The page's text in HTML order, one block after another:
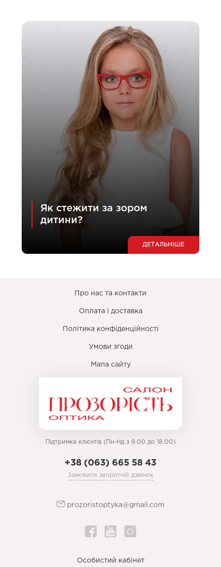
Як стежити за зором
дитини?
ДЕТАЛЬНІШЕ
Про нас та контакти
Оплата і доставка
Політика конфіденційності
Умови згоди
Мапа сайту
Підтримка клієнтів (Пн-Нд з 9.00 до 18.00)
+38 (063) 665 58 43
Замовити зворотній дзвінок
prozoristoptyka@gmail.com
Особистий кабінет